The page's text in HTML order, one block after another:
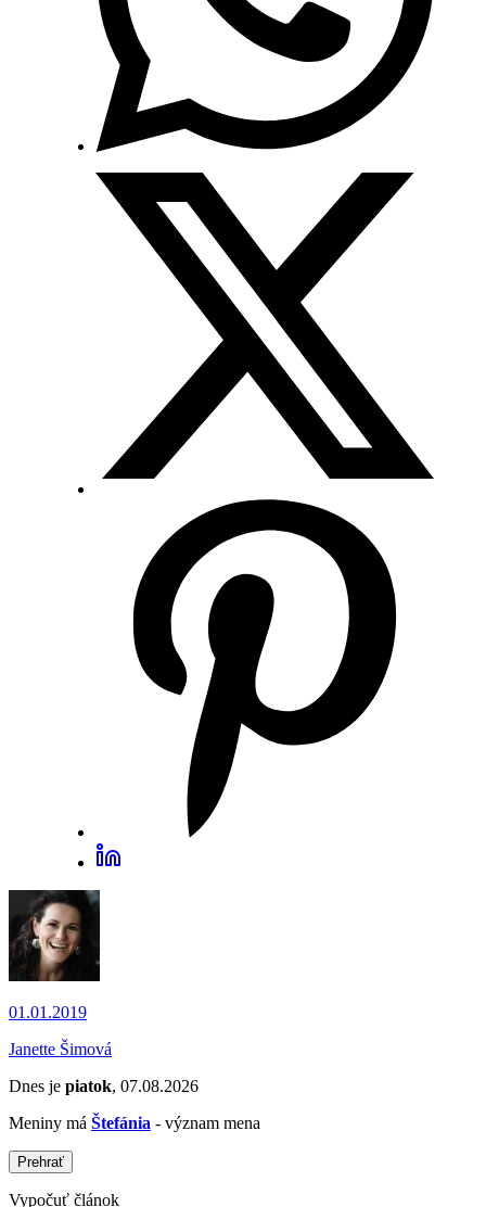
01.01.2019
Janette Šimová
Dnes je piatok, 07.08.2026
Meniny má Štefánia - význam mena
Prehrať
Vypočuť článok